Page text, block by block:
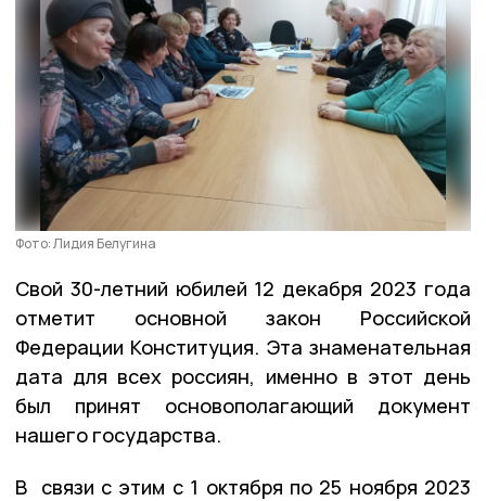
Фото: Лидия Белугина
Свой 30-летний юбилей 12 декабря 2023 года
отметит основной закон Российской
Федерации Конституция. Эта знаменательная
дата для всех россиян, именно в этот день
был принят основополагающий документ
нашего государства.
В связи с этим с 1 октября по 25 ноября 2023